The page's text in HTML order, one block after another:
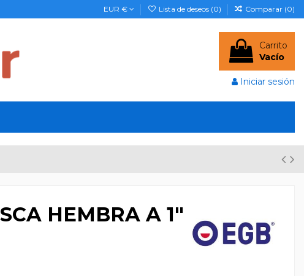
EUR € Lista de deseos (0) Comparar (0)
Carrito
Vacío
Iniciar sesión
HEMBRA A 1"